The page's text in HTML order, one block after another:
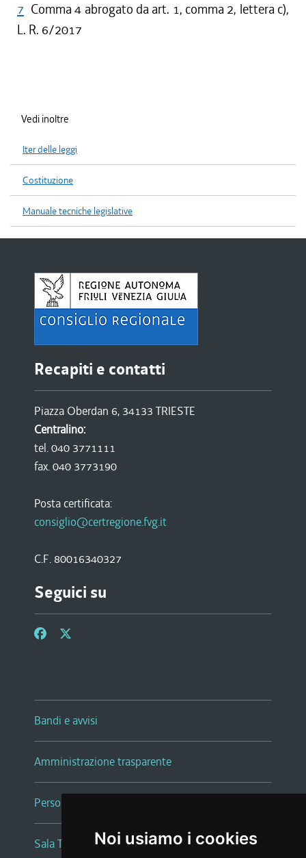
Noi usiamo i cookies
7 Comma 4 abrogato da art. 1, comma 2, lettera c),
L. R. 6/2017
Vedi inoltre
Iter delle leggi
Costituzione
Manuale tecniche legislative
Recapiti e contatti
Piazza Oberdan 6, 34133 TRIESTE
Centralino:
tel. 040 3771111
fax. 040 3773190
Posta certificata:
consiglio@certregione.fvg.it
C.F. 80016340327
Seguici su
Bandi e avvisi
Amministrazione trasparente
Persone e Uffici
Sala Tiziano Tessitori